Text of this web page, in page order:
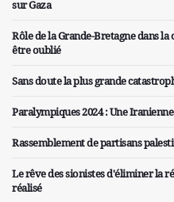
sur Gaza
Rôle de la Grande-Bretagne dans
être oublié
Sans doute la plus grande
Paralympiques 2024 : Une
Rassemblement de partisans
Le rêve des sionistes d'éliminer la
réalisé